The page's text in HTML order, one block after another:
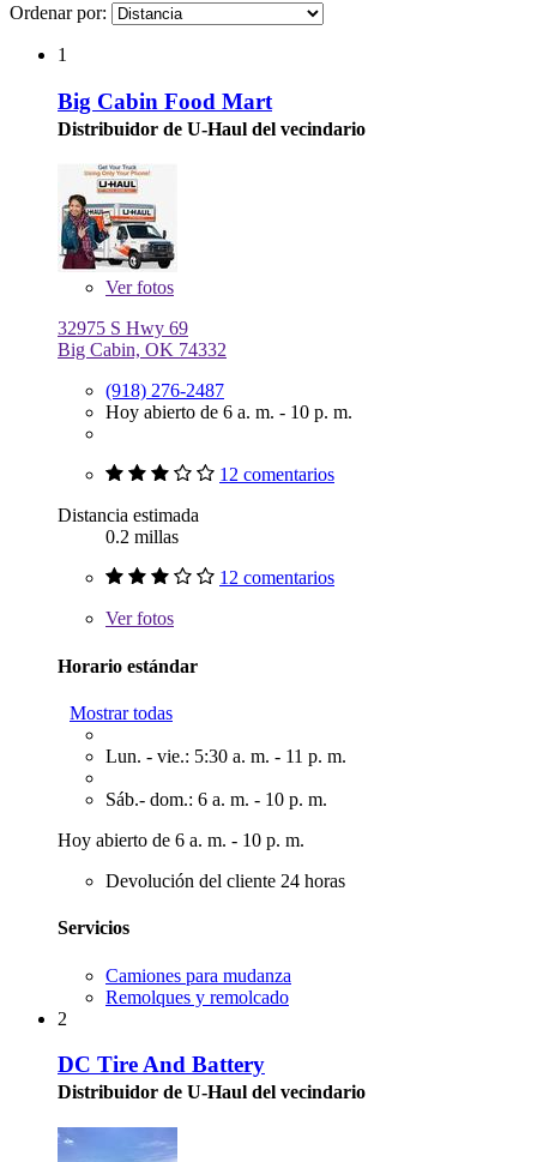
Ordenar por:
1
Big Cabin Food Mart
Distribuidor de U-Haul del vecindario
Verfotos
32975 S Hwy 69
Big Cabin, OK 74332
(918) 276-2487
Hoy abierto de 6 a. m. - 10 p. m.
12 comentarios
Distancia estimada
0.2 millas
12 comentarios
Verfotos
Horario estándar
Mostrar todas
Lun. - vie.: 5:30 a. m. - 11 p. m.
Sáb.- dom.: 6 a. m. - 10 p. m.
Hoy abierto de 6 a. m. - 10 p. m.
Devolución del cliente 24 horas
Servicios
Camiones para mudanza
Remolques y remolcado
2
DC Tire And Battery
Distribuidor de U-Haul del vecindario